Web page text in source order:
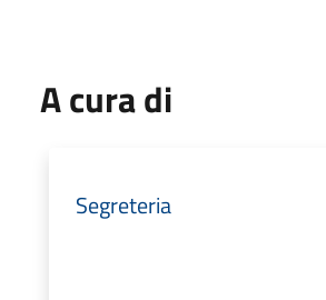
A cura di
Segreteria